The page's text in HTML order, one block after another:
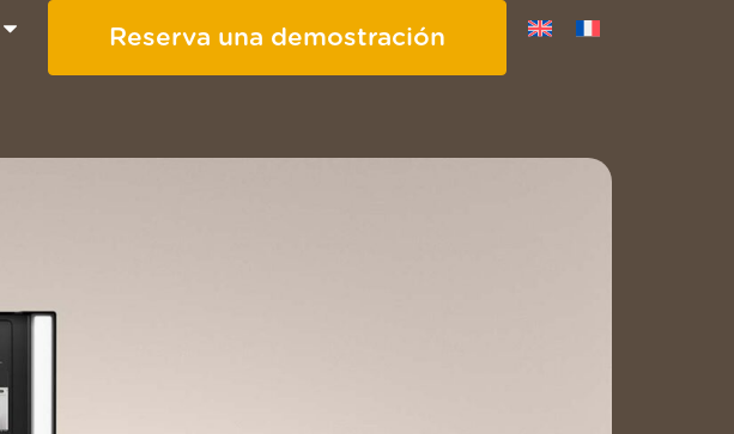
Reserva una demostración